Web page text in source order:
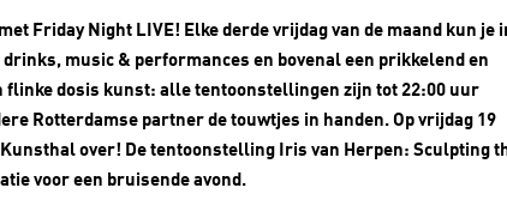
Friday Night LIVE! Elke derde vrijdag van de maand kun je
music & performances en bovenal een prikkelend en
flinke dosis kunst: alle tentoonstellingen zijn tot 22:00 uur
Rotterdamse partner de touwtjes in handen. Op vrijdag 19
over! De tentoonstelling Iris van Herpen: Sculpting
voor een bruisende avond.